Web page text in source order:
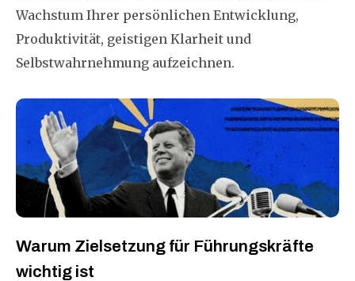
Wachstum Ihrer persönlichen Entwicklung,
Produktivität, geistigen Klarheit und
Selbstwahrnehmung aufzeichnen.
Warum Zielsetzung für Führungskräfte
wichtig ist